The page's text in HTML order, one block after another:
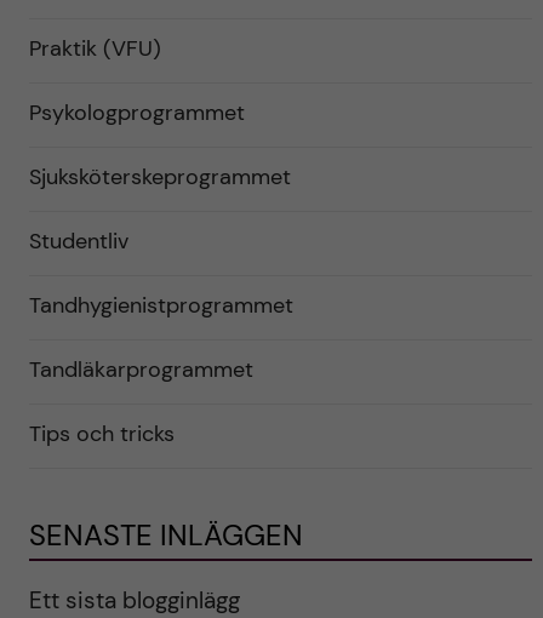
Praktik (VFU)
Psykologprogrammet
Sjuksköterskeprogrammet
Studentliv
Tandhygienistprogrammet
Tandläkarprogrammet
Tips och tricks
SENASTE INLÄGGEN
Ett sista blogginlägg